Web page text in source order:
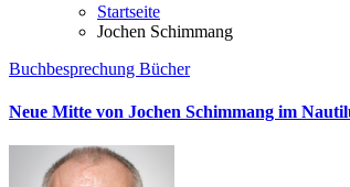
Startseite
Jochen Schimmang
Buchbesprechung Bücher
Neue Mitte von Jochen Schimmang im